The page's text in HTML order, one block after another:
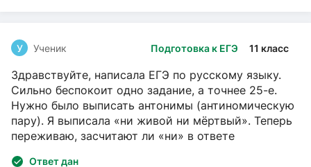
Подготовка к ЕГЭ 11 класс
У Ученик
Здравствуйте, написала ЕГЭ по русскому языку.
Сильно беспокоит одно задание, а точнее 25-е.
Нужно было выписать антонимы (антиномическую
пару). Я выписала «ни живой ни мёртвый». Теперь
переживаю, засчитают ли «ни» в ответе
Ответ дан